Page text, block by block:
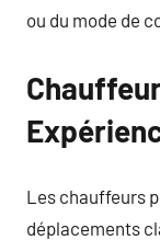
ou du mode de
Les chauffeurs
déplacements